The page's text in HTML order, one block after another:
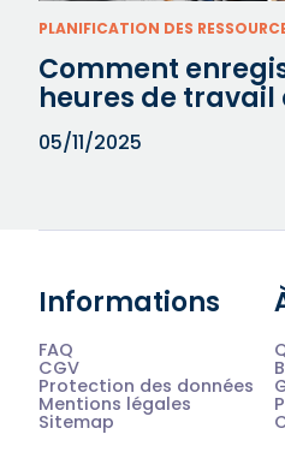
PLANIFICATION DES
Comment
heures de travail
05/11/2025
Informations
FAQ
CGV
Protection des données
Mentions légales
Sitemap